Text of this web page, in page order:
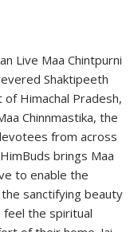
Live Maa Chintpurni
Shaktipeeth
Himachal Pradesh,
Chinnmastika, the
from across
brings Maa
to enable the
sanctifying beauty
feel the spiritual